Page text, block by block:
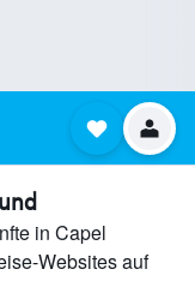
in Capel
Websites auf